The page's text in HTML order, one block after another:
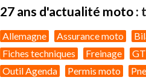
27 ans d'actualité moto :
Allemagne Assurance moto
Fiches techniques
Freinage GT
Outil Agenda
Permis moto